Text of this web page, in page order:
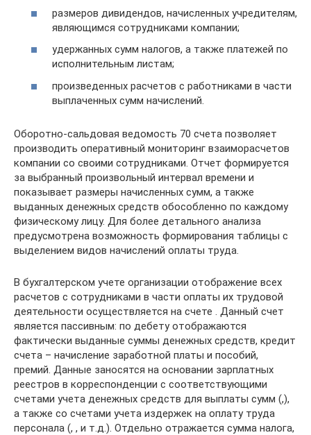
размеров дивидендов, начисленных учредителям,
являющимся сотрудниками компании;
удержанных сумм налогов, а также платежей по
исполнительным листам;
произведенных расчетов с работниками в части
выплаченных сумм начислений.
Оборотно-сальдовая ведомость 70 счета позволяет
производить оперативный мониторинг взаиморасчетов
компании со своими сотрудниками. Отчет формируется
за выбранный произвольный интервал времени и
показывает размеры начисленных сумм, а также
выданных денежных средств обособленно по каждому
физическому лицу. Для более детального анализа
предусмотрена возможность формирования таблицы с
выделением видов начислений оплаты труда.
В бухгалтерском учете организации отображение всех
расчетов с сотрудниками в части оплаты их трудовой
деятельности осуществляется на счете . Данный счет
является пассивным: по дебету отображаются
фактически выданные суммы денежных средств, кредит
счета – начисление заработной платы и пособий,
премий. Данные заносятся на основании зарплатных
реестров в корреспонденции с соответствующими
счетами учета денежных средств для выплаты сумм (,),
а также со счетами учета издержек на оплату труда
персонала (, , и т.д.). Отдельно отражается сумма налога,